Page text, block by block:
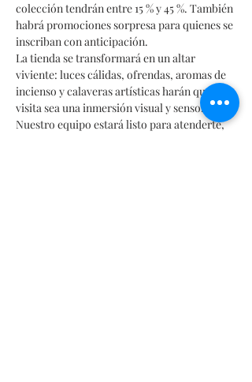
colección tendrán entre 15 % y 45 %. También
habrá promociones sorpresa para quienes se
inscriban con anticipación.
La tienda se transformará en un altar
viviente: luces cálidas, ofrendas, aromas de
incienso y calaveras artísticas harán que tu
visita sea una inmersión visual y sensorial.
Nuestro equipo estará listo para atenderte,